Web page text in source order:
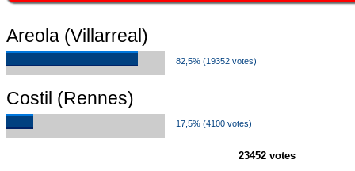
Areola (Villarreal)
82,5% (19352 votes)
Costil (Rennes)
17,5% (4100 votes)
23452 votes